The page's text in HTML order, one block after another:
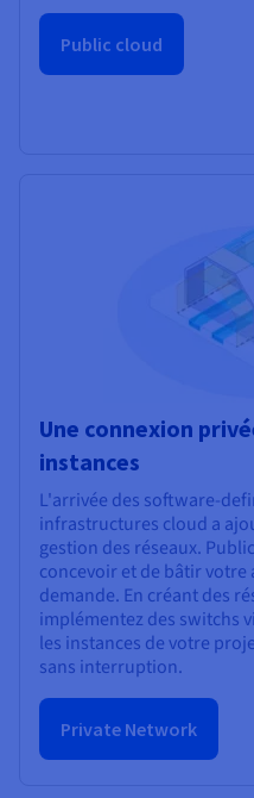
Public cloud
Une connexion
instances
L'arrivée des software-
infrastructures cloud a
gestion des réseaux.
concevoir et de bâtir votre
demande. En créant des
implémentez des switchs
les instances de votre
sans interruption.
Private Network